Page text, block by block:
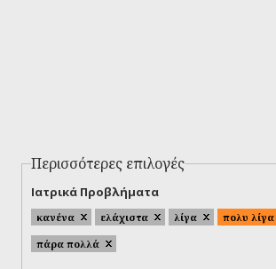
Περισσότερες επιλογές
Ιατρικά Προβλήματα
κανένα ελάχιστα λίγα πολυ λίγα
πάρα πολλά